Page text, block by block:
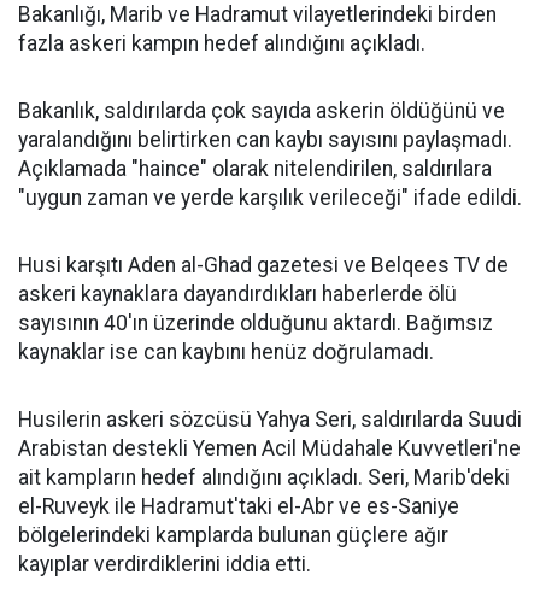
Bakanlığı, Marib ve Hadramut vilayetlerindeki birden
fazla askeri kampın hedef alındığını açıkladı.
Bakanlık, saldırılarda çok sayıda askerin öldüğünü ve
yaralandığını belirtirken can kaybı sayısını paylaşmadı.
Açıklamada "haince" olarak nitelendirilen, saldırılara
"uygun zaman ve yerde karşılık verileceği" ifade edildi.
Husi karşıtı Aden al-Ghad gazetesi ve Belqees TV de
askeri kaynaklara dayandırdıkları haberlerde ölü
sayısının 40'ın üzerinde olduğunu aktardı. Bağımsız
kaynaklar ise can kaybını henüz doğrulamadı.
Husilerin askeri sözcüsü Yahya Seri, saldırılarda Suudi
Arabistan destekli Yemen Acil Müdahale Kuvvetleri'ne
ait kampların hedef alındığını açıkladı. Seri, Marib'deki
el-Ruveyk ile Hadramut'taki el-Abr ve es-Saniye
bölgelerindeki kamplarda bulunan güçlere ağır
kayıplar verdirdiklerini iddia etti.